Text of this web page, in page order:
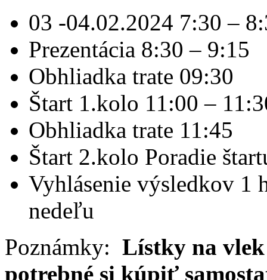
03 -04.02.2024 7:30 –
Prezentácia 8:30 – 9:15
Obhliadka trate 09:30
Štart 1.kolo 11:00 –
Obhliadka trate 11:45
Štart 2.kolo Poradie
Vyhlásenie výsledkov 1
nedeľu
Poznámky: Lístky na
potrebné si kúpiť